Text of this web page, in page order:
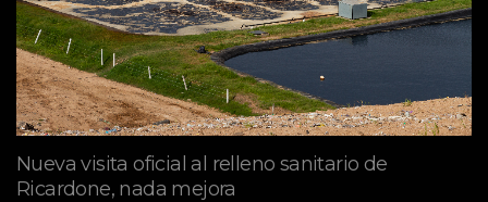
Nueva visita oficial al relleno sanitario de
Ricardone, nada mejora